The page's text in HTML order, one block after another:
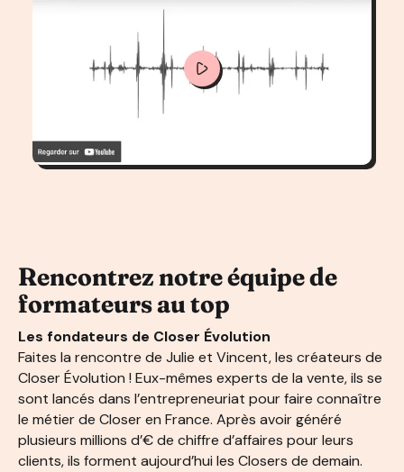
Rencontrez notre équipe de
formateurs au top
Les fondateurs de Closer Évolution
Faites la rencontre de Julie et Vincent, les créateurs de
Closer Évolution ! Eux-mêmes experts de la vente, ils se
sont lancés dans l’entrepreneuriat pour faire connaître
le métier de Closer en France. Après avoir généré
plusieurs millions d’€ de chiffre d’affaires pour leurs
clients, ils forment aujourd’hui les Closers de demain.